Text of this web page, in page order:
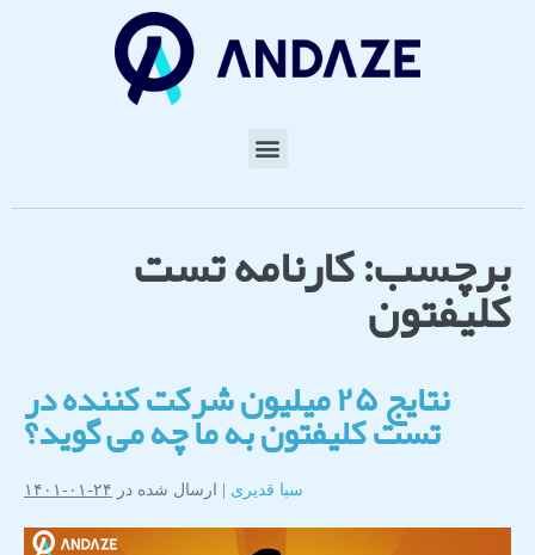
برچسب:کارنامه تست
کلیفتون
نتایج ۲۵ میلیون شرکت کننده در
تست کلیفتون به ما چه می گوید؟
سبا قدیری| ارسال شده در ۲۴-۰۱-۱۴۰۱